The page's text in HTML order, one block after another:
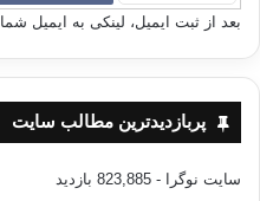
بعد از ثبت ایمیل، لینکی به ایمیل
پربازدیدترین مطالب سایت
سایت نوگرا - 823,885 بازدید